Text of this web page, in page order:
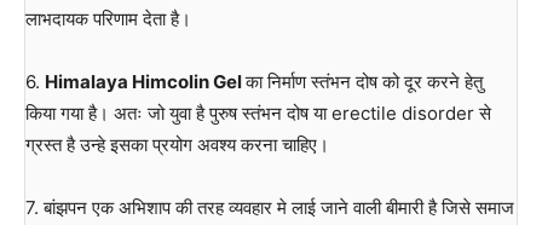
लाभदायक परिणाम देता है।
6. Himalaya Himcolin Gelका निर्माण स्तंभन दोष को दूर करने हेतु
किया गया है। अतः जो युवा है पुरुष स्तंभन दोष या erectile disorder से
ग्रस्त है उन्हे इसका प्रयोग अवश्य करना चाहिए।
7. बांझपन एक अभिशाप की तरह व्यवहार मे लाई जाने वाली बीमारी है जिसे समाज